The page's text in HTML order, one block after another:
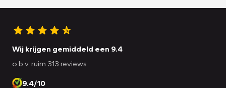
Wij krijgen gemiddeld een 9.4
o.b.v. ruim 313 reviews
9.4/10